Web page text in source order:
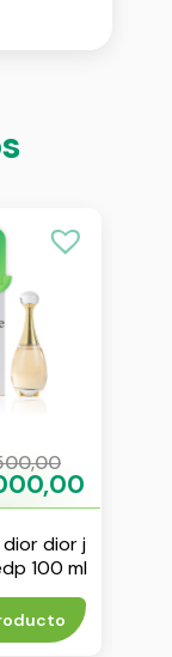
dior j
100 ml